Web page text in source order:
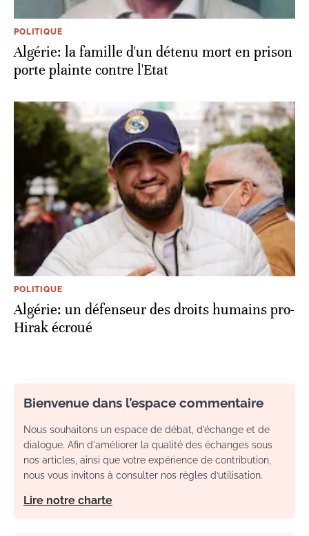
POLITIQUE
Algérie: la famille d'un détenu mort en prison
porte plainte contre l'Etat
POLITIQUE
Algérie: un défenseur des droits humains pro-
Hirak écroué
Bienvenue dans l’espace commentaire
Nous souhaitons un espace de débat, d’échange et de
dialogue. Afin d'améliorer la qualité des échanges sous
nos articles, ainsi que votre expérience de contribution,
nous vous invitons à consulter nos règles d’utilisation.
Lire notre charte